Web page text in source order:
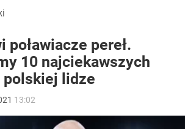
poławiacze pereł.
10 najciekawszych
polskiej lidze
13:02